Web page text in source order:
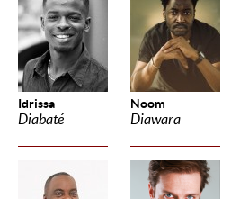
Idrissa
Diabaté
Noom
Diawara